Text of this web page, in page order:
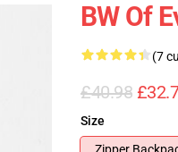
BW Of
(7
£40.98
Size